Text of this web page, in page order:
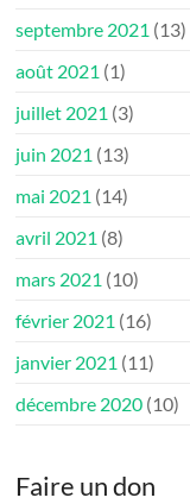
septembre 2021 (13)
août 2021 (1)
juillet 2021 (3)
juin 2021 (13)
mai 2021 (14)
avril 2021 (8)
mars 2021 (10)
février 2021 (16)
janvier 2021 (11)
décembre 2020 (10)
Faire un don